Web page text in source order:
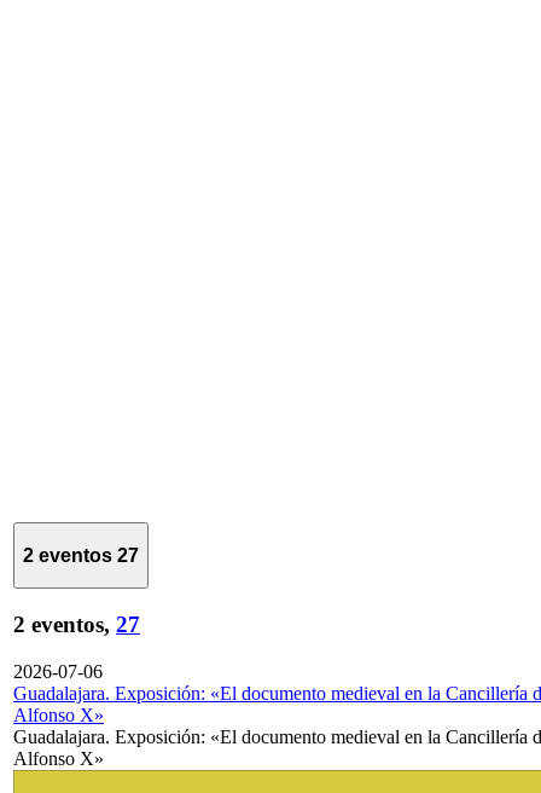
2 eventos 27
2 eventos, 27
2026-07-06
Guadalajara. Exposición: «El documento medieval en la Cancillería
Alfonso X»
Guadalajara. Exposición: «El documento medieval en la Cancillería
Alfonso X»